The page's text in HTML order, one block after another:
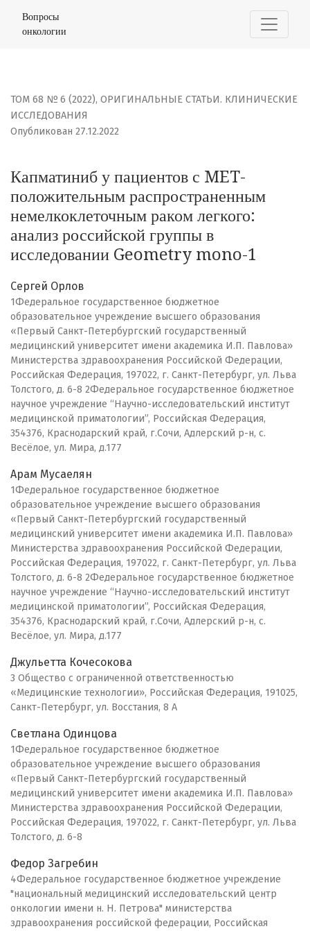
Капматиниб у пациентов с MET-положительным
Вопросы
онкологии
ТОМ 68 № 6 (2022), ОРИГИНАЛЬНЫЕ СТАТЬИ. КЛИНИЧЕСКИЕ
ИССЛЕДОВАНИЯ
Капматиниб у пациентов с MET-
положительным распространенным
немелкоклеточным раком легкого:
анализ российской группы в
исследовании Geometry mono-1
Опубликован 27.12.2022
Сергей Орлов
1Федеральное государственное бюджетное
образовательное учреждение высшего образования
«Первый Санкт-Петербургский государственный
медицинский университет имени академика И.П. Павлова»
Министерства здравоохранения Российской Федерации,
Российская Федерация, 197022, г. Санкт-Петербург, ул. Льва
Толстого, д. 6-8 2Федеральное государственное бюджетное
научное учреждение “Научно-исследовательский институт
медицинской приматологии”, Российская Федерация,
354376, Краснодарский край, г.Сочи, Адлерский р-н, с.
Весёлое, ул. Мира, д.177
Арам Мусаелян
1Федеральное государственное бюджетное
образовательное учреждение высшего образования
«Первый Санкт-Петербургский государственный
медицинский университет имени академика И.П. Павлова»
Министерства здравоохранения Российской Федерации,
Российская Федерация, 197022, г. Санкт-Петербург, ул. Льва
Толстого, д. 6-8 2Федеральное государственное бюджетное
научное учреждение “Научно-исследовательский институт
медицинской приматологии”, Российская Федерация,
354376, Краснодарский край, г.Сочи, Адлерский р-н, с.
Весёлое, ул. Мира, д.177
Джульетта Кочесокова
3 Общество с ограниченной ответственностью
«Медицинские технологии», Российская Федерация, 191025,
Санкт-Петербург, ул. Восстания, 8 А
Светлана Одинцова
1Федеральное государственное бюджетное
образовательное учреждение высшего образования
«Первый Санкт-Петербургский государственный
медицинский университет имени академика И.П. Павлова»
Министерства здравоохранения Российской Федерации,
Российская Федерация, 197022, г. Санкт-Петербург, ул. Льва
Толстого, д. 6-8
Федор Загребин
4Федеральное государственное бюджетное учреждение
"национальный медицинский исследовательский центр
онкологии имени н. Н. Петрова" министерства
здравоохранения российской федерации, Российская